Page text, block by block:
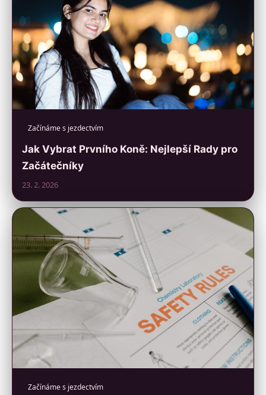
Začínáme s jezdectvím
Jak Vybrat Prvního Koně: Nejlepší Rady pro
Začátečníky
23. 2. 2026
Začínáme s jezdectvím